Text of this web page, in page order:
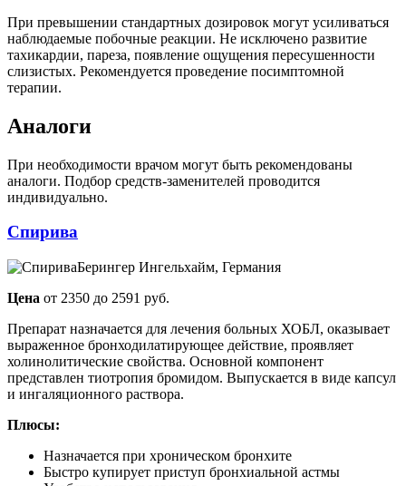
При превышении стандартных дозировок могут усиливаться
наблюдаемые побочные реакции. Не исключено развитие
тахикардии, пареза, появление ощущения пересушенности
слизистых. Рекомендуется проведение посимптомной
терапии.
Аналоги
При необходимости врачом могут быть рекомендованы
аналоги. Подбор средств-заменителей проводится
индивидуально.
Спирива
Берингер Ингельхайм, Германия
Цена от 2350 до 2591 руб.
Препарат назначается для лечения больных ХОБЛ, оказывает
выраженное бронходилатирующее действие, проявляет
холинолитические свойства. Основной компонент
представлен тиотропия бромидом. Выпускается в виде капсул
и ингаляционного раствора.
Плюсы:
Назначается при хроническом бронхите
Быстро купирует приступ бронхиальной астмы